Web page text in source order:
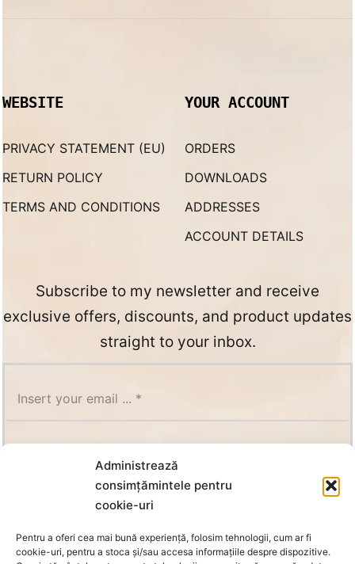
Administrează
consimțămintele pentru
cookie-uri
Pentru a oferi cea mai bună experiență, folosim tehnologii, cum ar fi
cookie-uri, pentru a stoca și/sau accesa informațiile despre dispozitive.
WEBSITE
PRIVACY STATEMENT (EU)
RETURN POLICY
TERMS AND CONDITIONS
YOUR ACCOUNT
ORDERS
DOWNLOADS
ADDRESSES
ACCOUNT DETAILS
Subscribe to my newsletter and receive
exclusive offers, discounts, and product updates
straight to your inbox.
SUBSCRIBE